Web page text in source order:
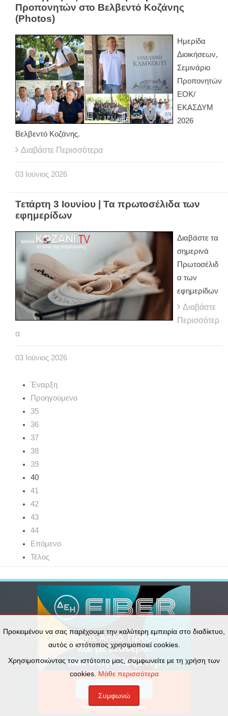
Προπονητών στο Βελβεντό Κοζάνης
(Photos)
Ημερίδα
Διοικήσεων,
Σεμινάριο
Προπονητών
ΕΟΚ/
ΕΚΑΣΔΥΜ
2026
Βελβεντό Κοζάνης.
Διαβάστε Περισσότερα
03 Ιούνιος 2026
Τετάρτη 3 Ιουνίου | Τα πρωτοσέλιδα των
εφημερίδων
Διαβάστε τα
σημερινά
Πρωτοσέλιδ
α των
εφημερίδων
Διαβάστε
Περισσότερ
α
03 Ιούνιος 2026
Έναρξη
Προηγούμενο
35
36
37
38
39
40
41
42
43
44
Επόμενο
Τέλος
Προκειμένου να σας παρέχουμε την καλύτερη εμπειρία στο διαδίκτυο,
αυτός ο ιστότοπος χρησιμοποιεί cookies.
Χρησιμοποιώντας τον ιστότοπο μας, συμφωνείτε με τη χρήση των
cookies. Μάθε περισσότερα
Συμφωνώ